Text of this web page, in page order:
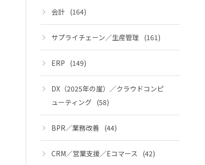
会計 (164)
サプライチェーン／生産管理 (161)
ERP (149)
DX（2025年の崖）／クラウドコンピ
ューティング (58)
BPR／業務改善 (44)
CRM／営業支援／Eコマース (42)